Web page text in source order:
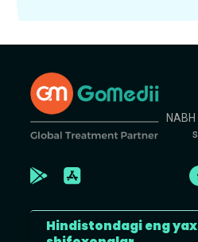
Hindistondagi eng